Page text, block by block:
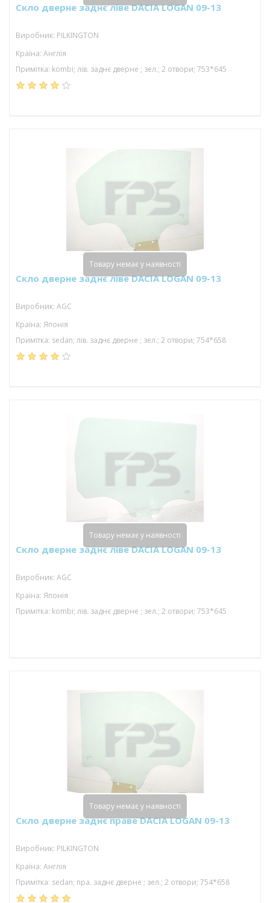
Скло дверне заднє ліве DACIA LOGAN 09-13
Виробник: PILKINGTON
Країна: Англія
Примітка: kombi; лів. заднє дверне ; зел.; 2 отвори; 753*645
Скло дверне заднє ліве DACIA LOGAN 09-13
Виробник: AGC
Країна: Японія
Примітка: sedan; лів. заднє дверне ; зел.; 2 отвори; 754*658
Товару немає у наявності
Скло дверне заднє ліве DACIA LOGAN 09-13
Виробник: AGC
Країна: Японія
Примітка: kombi; лів. заднє дверне ; зел.; 2 отвори; 753*645
Товару немає у наявності
Скло дверне заднє праве DACIA LOGAN 09-13
Виробник: PILKINGTON
Країна: Англія
Примітка: sedan; пра. заднє дверне ; зел.; 2 отвори; 754*658
Товару немає у наявності